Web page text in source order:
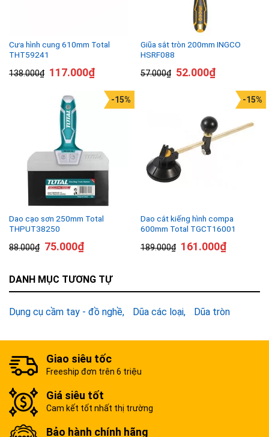
Cưa hình cung 610mm Total
THT59241
138.000₫ 117.000₫
Giũa sắt tròn 200mm INGCO
HSRF088
57.000₫ 52.000₫
Dao cạo sơn 250mm Total
THPUT38250
88.000₫
-15%
75.000₫
Dao cắt kiếng hình compa
600mm Total TGCT16001
189.000₫
-15%
161.000₫
DANH MỤC TƯƠNG TỰ
Dụng cụ cầm tay - đồ nghề Dũa các loại Dũa tròn
Giao siêu tốc
Freeship đơn trên 6 triệu
Giá siêu tốt
Cam kết tốt nhất thị trường
Bảo hành chính hãng